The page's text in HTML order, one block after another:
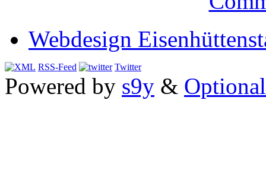
Webdesign
RSS-Feed Twitter
Powered by s9y &